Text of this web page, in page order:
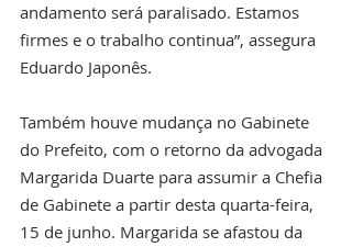
andamento será paralisado. Estamos
firmes e o trabalho continua”, assegura
Eduardo Japonês.
Também houve mudança no Gabinete
do Prefeito, com o retorno da advogada
Margarida Duarte para assumir a Chefia
de Gabinete a partir desta quarta-feira,
15 de junho. Margarida se afastou da